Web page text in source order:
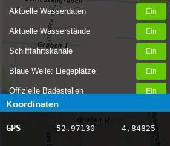
Aktuelle Wasserdaten
Aktuelle Wasserstände
Schifffahrtskanäle
Blaue Welle: Liegeplätze
Offizielle Badestellen
Nachrichten Binnenschifffahrt
AIS-Schiffspositionen
Koordinaten
GPS 52.97130 4.84825